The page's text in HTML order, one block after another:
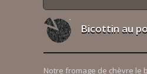
Bicottin au
Notre fromage de chèvre le